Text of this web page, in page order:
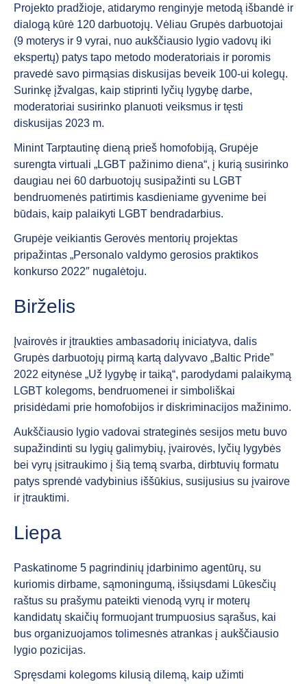
Projekto pradžioje, atidarymo renginyje metodą išbandė ir
dialogą kūrė 120 darbuotojų. Vėliau Grupės darbuotojai
(9 moterys ir 9 vyrai, nuo aukščiausio lygio vadovų iki
ekspertų) patys tapo metodo moderatoriais ir poromis
pravedė savo pirmąsias diskusijas beveik 100-ui kolegų.
Surinkę įžvalgas, kaip stiprinti lyčių lygybę darbe,
moderatoriai susirinko planuoti veiksmus ir tęsti
diskusijas 2023 m.
Minint Tarptautinę dieną prieš homofobiją, Grupėje
surengta virtuali „LGBT pažinimo diena“, į kurią susirinko
daugiau nei 60 darbuotojų susipažinti su LGBT
bendruomenės patirtimis kasdieniame gyvenime bei
būdais, kaip palaikyti LGBT bendradarbius.
Grupėje veikiantis Gerovės mentorių projektas
pripažintas „Personalo valdymo gerosios praktikos
konkurso 2022″ nugalėtoju.
Birželis
Įvairovės ir įtraukties ambasadorių iniciatyva, dalis
Grupės darbuotojų pirmą kartą dalyvavo „Baltic Pride”
2022 eitynėse „Už lygybę ir taiką“, parodydami palaikymą
LGBT kolegoms, bendruomenei ir simboliškai
prisidėdami prie homofobijos ir diskriminacijos mažinimo.
Aukščiausio lygio vadovai strateginės sesijos metu buvo
supažindinti su lygių galimybių, įvairovės, lyčių lygybės
bei vyrų įsitraukimo į šią temą svarba, dirbtuvių formatu
patys sprendė vadybinius iššūkius, susijusius su įvairove
ir įtrauktimi.
Liepa
Paskatinome 5 pagrindinių įdarbinimo agentūrų, su
kuriomis dirbame, sąmoningumą, išsiųsdami Lūkesčių
raštus su prašymu pateikti vienodą vyrų ir moterų
kandidatų skaičių formuojant trumpuosius sąrašus, kai
bus organizuojamos tolimesnės atrankas į aukščiausio
lygio pozicijas.
Spręsdami kolegoms kilusią dilemą, kaip užimti